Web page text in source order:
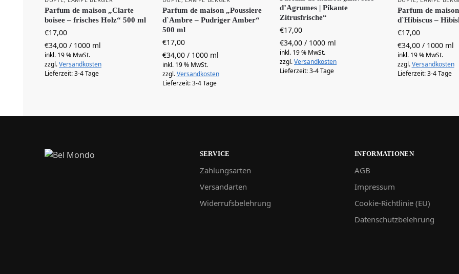
Parfum de maison „Clarte
boisee – frisches Holz“ 500 ml
€17,00
€34,00 / 1000 ml
inkl. 19 % MwSt.
zzgl.Versandkosten
Lieferzeit:3-4 Tage
Parfum de maison „Poussiere
d`Ambre – Pudriger Amber“
500 ml
€17,00
€34,00/ 1000 ml
inkl. 19 % MwSt.
zzgl.Versandkosten
Lieferzeit:3-4 Tage
d’Agrumes | Pikante
Zitrusfrische“
€17,00
€34,00 / 1000 ml
inkl. 19 % MwSt.
zzgl.Versandkosten
Lieferzeit:3-4 Tage
Parfum de
d`Hibiscus –
€17,00
€34,00/ 1000 ml
inkl. 19 % MwSt.
zzgl.Versandkosten
Lieferzeit:3-4 Tage
SERVICE
Zahlungsarten
Versandarten
Widerrufsbelehrung
INFORMATIONEN
AGB
Impressum
Cookie-Richtlinie (EU)
Datenschutzbelehrung